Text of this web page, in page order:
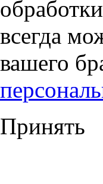
всегда
вашего
Принять